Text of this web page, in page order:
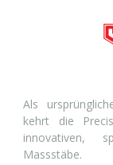
Als
kehrt die
innovativen,
Massstäbe.